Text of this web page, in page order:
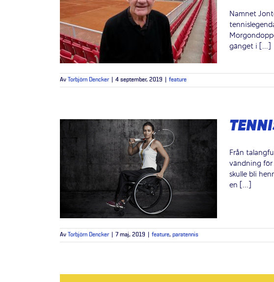
Namnet
gänget i [...]
Av Torbjörn Dencker 4 september, 2019 feature
Från
vändning för
skulle bli
en [...]
Av Torbjörn Dencker 7 maj, 2019 feature, paratennis